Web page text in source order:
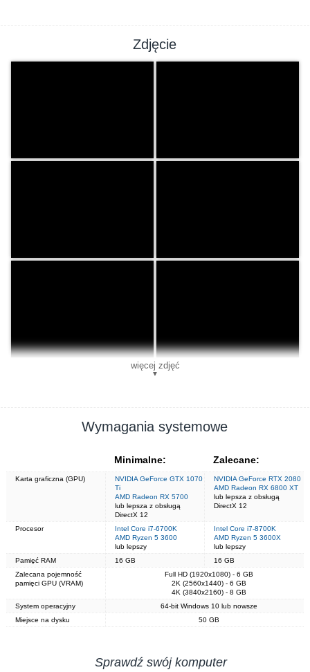
Zdjęcie
więcej zdjęć
▼
Wymagania systemowe
Minimalne: Zalecane:
Karta graficzna (GPU)
NVIDIA GeForce GTX 1070
Ti
AMD Radeon RX 5700
lub lepsza z obsługą
DirectX 12
NVIDIA GeForce RTX 2080
AMD Radeon RX 6800 XT
lub lepsza z obsługą
DirectX 12
Procesor
Intel Core i7-6700K
AMD Ryzen 5 3600
lub lepszy
Intel Core i7-8700K
AMD Ryzen 5 3600X
lub lepszy
Pamięć RAM
16 GB
16 GB
Zalecana pojemność
pamięci GPU (VRAM)
Full HD (1920x1080) - 6 GB
2K (2560x1440) - 6 GB
4K (3840x2160) - 8 GB
System operacyjny
64-bit Windows 10 lub nowsze
Miejsce na dysku
50 GB
Sprawdź swój komputer